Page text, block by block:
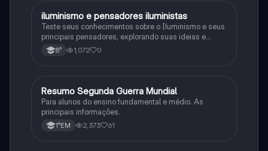
História
iluminismo e pensadores iluministas
Teste seus conhecimentos sobre o Iluminismo e seus
principais pensadores, explorando suas ideias e
impacto histórico.
8° 1,072 0
História
Resumo Segunda Guerra Mundial
Para alunos do ensino fundamental e médio. As
principais informações.
1°EM 2,373 61